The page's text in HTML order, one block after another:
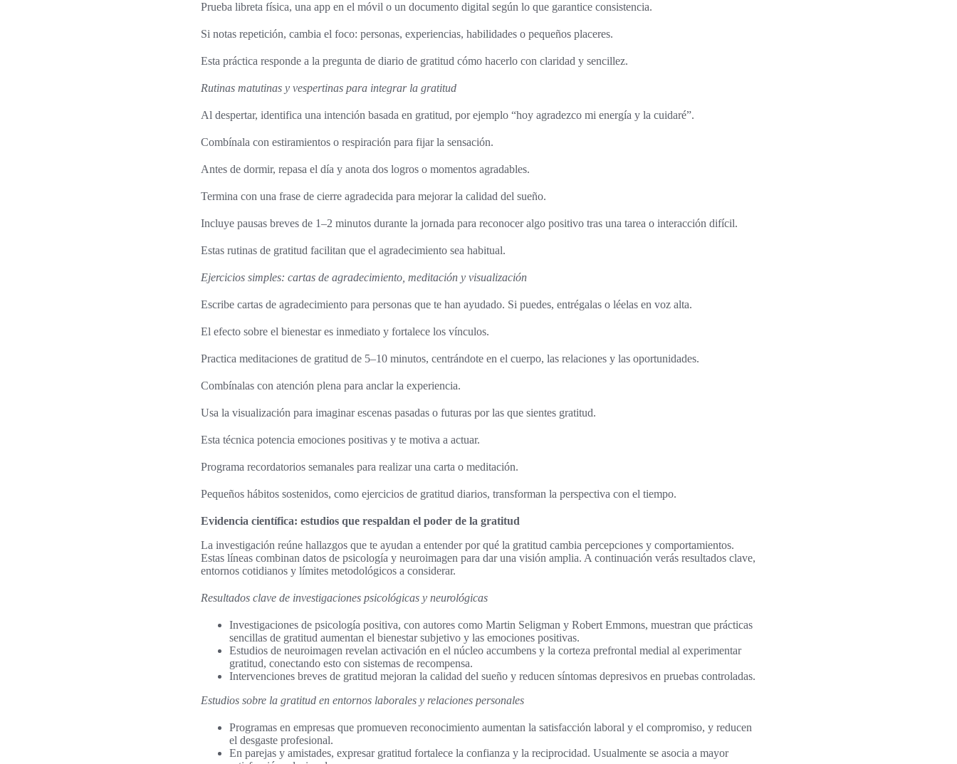
Prueba libreta física, una app en el móvil o un documento digital según lo que garantice consistencia.
Si notas repetición, cambia el foco: personas, experiencias, habilidades o pequeños placeres.
Esta práctica responde a la pregunta de diario de gratitud cómo hacerlo con claridad y sencillez.
Rutinas matutinas y vespertinas para integrar la gratitud
Al despertar, identifica una intención basada en gratitud, por ejemplo “hoy agradezco mi energía y la cuidaré”.
Combínala con estiramientos o respiración para fijar la sensación.
Antes de dormir, repasa el día y anota dos logros o momentos agradables.
Termina con una frase de cierre agradecida para mejorar la calidad del sueño.
Incluye pausas breves de 1–2 minutos durante la jornada para reconocer algo positivo tras una tarea o interacción difícil.
Estas rutinas de gratitud facilitan que el agradecimiento sea habitual.
Ejercicios simples: cartas de agradecimiento, meditación y visualización
Escribe cartas de agradecimiento para personas que te han ayudado. Si puedes, entrégalas o léelas en voz alta.
El efecto sobre el bienestar es inmediato y fortalece los vínculos.
Practica meditaciones de gratitud de 5–10 minutos, centrándote en el cuerpo, las relaciones y las oportunidades.
Combínalas con atención plena para anclar la experiencia.
Usa la visualización para imaginar escenas pasadas o futuras por las que sientes gratitud.
Esta técnica potencia emociones positivas y te motiva a actuar.
Programa recordatorios semanales para realizar una carta o meditación.
Pequeños hábitos sostenidos, como ejercicios de gratitud diarios, transforman la perspectiva con el tiempo.
Evidencia científica: estudios que respaldan el poder de la gratitud
La investigación reúne hallazgos que te ayudan a entender por qué la gratitud cambia percepciones y comportamientos.
Estas líneas combinan datos de psicología y neuroimagen para dar una visión amplia. A continuación verás resultados clave,
entornos cotidianos y límites metodológicos a considerar.
Resultados clave de investigaciones psicológicas y neurológicas
Investigaciones de psicología positiva, con autores como Martin Seligman y Robert Emmons, muestran que prácticas
sencillas de gratitud aumentan el bienestar subjetivo y las emociones positivas.
Estudios de neuroimagen revelan activación en el núcleo accumbens y la corteza prefrontal medial al experimentar
gratitud, conectando esto con sistemas de recompensa.
Intervenciones breves de gratitud mejoran la calidad del sueño y reducen síntomas depresivos en pruebas controladas.
Estudios sobre la gratitud en entornos laborales y relaciones personales
Programas en empresas que promueven reconocimiento aumentan la satisfacción laboral y el compromiso, y reducen
el desgaste profesional.
En parejas y amistades, expresar gratitud fortalece la confianza y la reciprocidad. Usualmente se asocia a mayor